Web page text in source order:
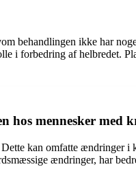
behandlingen ikke har
i forbedring af helbredet.
mennesker med
kan omfatte ændringer i
ændringer, har